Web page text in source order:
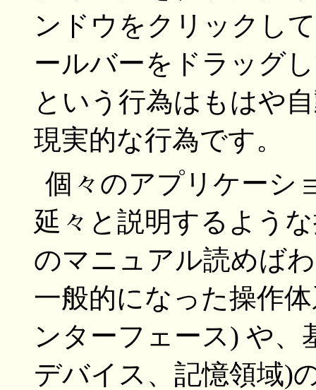
ンドウをクリックし
ールバーをドラッグ
という行為はもはや
現実的な行為です。
個々のアプリケーシ
延々と説明するよう
のマニュアル読めば
一般的になった操作
ンターフェース) や
デバイス、記憶領域)